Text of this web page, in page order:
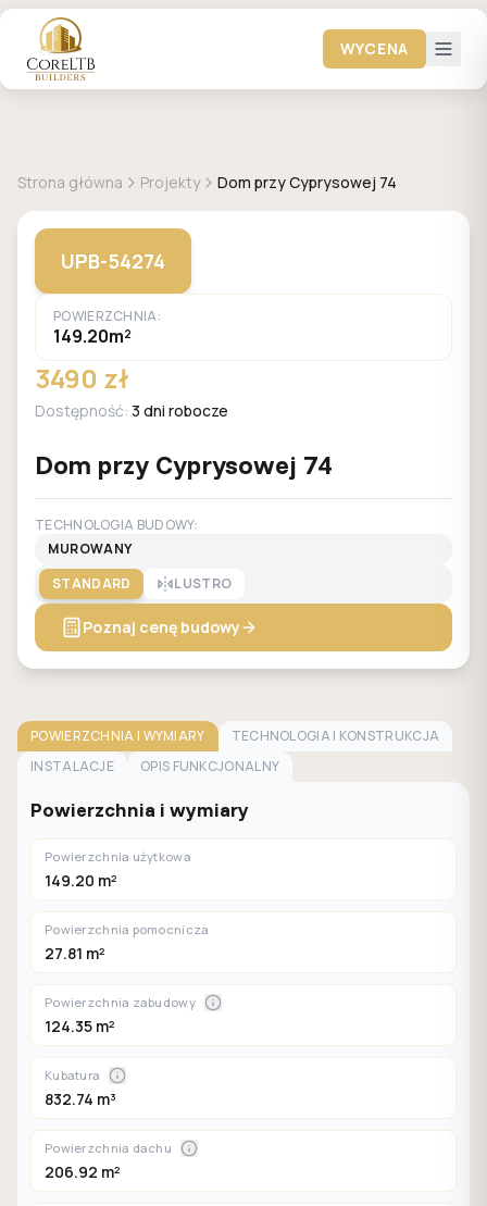
WYCENA
Strona główna Projekty Dom przy Cyprysowej 74
UPB-54274
POWIERZCHNIA:
149.20m²
3490 zł
Dostępność: 3 dni robocze
Dom przy Cyprysowej 74
TECHNOLOGIA BUDOWY:
MUROWANY
STANDARD
LUSTRO
Poznaj cenę budowy
POWIERZCHNIA I WYMIARY
TECHNOLOGIA I KONSTRUKCJA
INSTALACJE
OPIS FUNKCJONALNY
Powierzchnia i wymiary
Powierzchnia użytkowa
149.20 m²
Powierzchnia pomocnicza
27.81 m²
Powierzchnia zabudowy
124.35 m²
Kubatura
832.74 m³
Powierzchnia dachu
206.92 m²